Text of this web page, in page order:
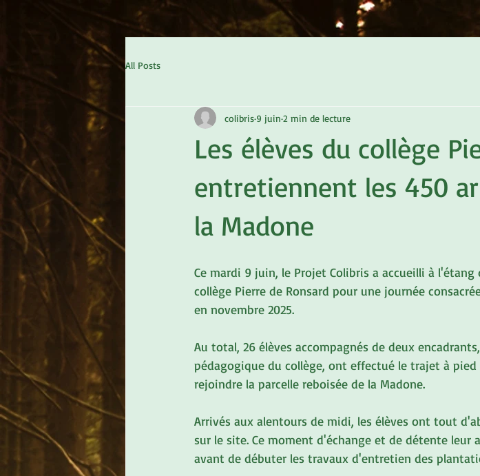
All Posts
Les élèves du collège
entretiennent les 450
la Madone
colibris 9 juin 2 min de lecture
Ce mardi 9 juin, le Projet Colibris a accueilli à l'étang
collège Pierre de Ronsard pour une journée
en novembre 2025.
Au total, 26 élèves accompagnés de deux
pédagogique du collège, ont effectué le trajet à
rejoindre la parcelle reboisée de la Madone.
Arrivés aux alentours de midi, les élèves ont tout
sur le site. Ce moment d'échange et de détente
avant de débuter les travaux d'entretien des